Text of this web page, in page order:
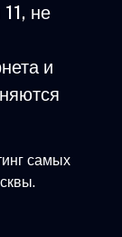
не
и
самых